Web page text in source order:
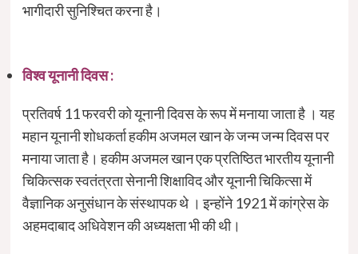
भागीदारी सुनिश्चित करना है।
विश्व यूनानी दिवस :
प्रतिवर्ष 11 फरवरी को यूनानी दिवस के रूप में मनाया जाता है । यह
महान यूनानी शोधकर्ता हकीम अजमल खान के जन्म जन्म दिवस पर
मनाया जाता है। हकीम अजमल खान एक प्रतिष्ठित भारतीय यूनानी
चिकित्सक स्वतंत्रता सेनानी शिक्षाविद और यूनानी चिकित्सा में
वैज्ञानिक अनुसंधान के संस्थापक थे । इन्होंने 1921 में कांग्रेस के
अहमदाबाद अधिवेशन की अध्यक्षता भी की थी।